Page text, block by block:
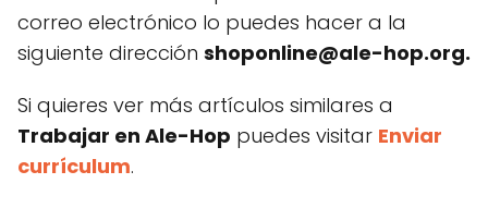
correo electrónico lo puedes hacer a la
siguiente dirección shoponline@ale-hop.org.
Si quieres ver más artículos similares a
Trabajar en Ale-Hop puedes visitar Enviar
currículum.